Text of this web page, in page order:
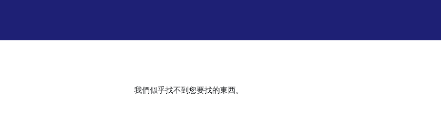
我們似乎找不到您要找的東西。